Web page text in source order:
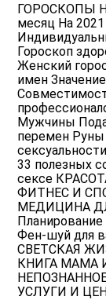
ГОРОСКОПЫ
месяц На
Гороскоп
Женский
имен
Мужчины
перемен
33 полезных
сексе
ФИТНЕС И
МЕДИЦИНА
Фен-шуй для
СВЕТСКАЯ
КНИГА МАМА
УСЛУГИ И